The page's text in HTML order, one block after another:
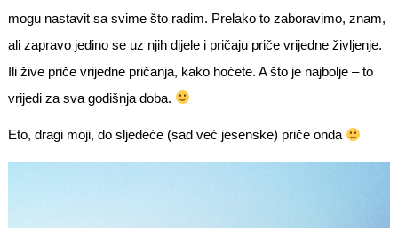
mogu nastavit sa svime što radim. Prelako to zaboravimo, znam,
ali zapravo jedino se uz njih dijele i pričaju priče vrijedne življenje.
Ili žive priče vrijedne pričanja, kako hoćete. A što je najbolje – to
vrijedi za sva godišnja doba.
Eto, dragi moji, do sljedeće (sad već jesenske) priče onda